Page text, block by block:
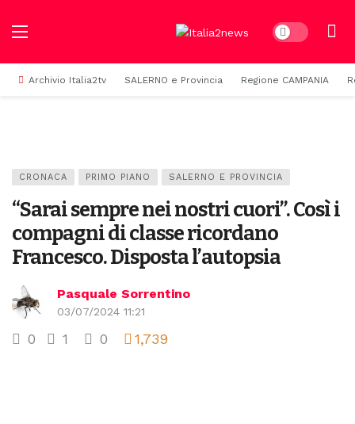
Dark mode
Archivio Italia2tv SALERNO e Provincia Regione CAMPANIA
CRONACA PRIMO PIANO SALERNO E PROVINCIA
“Sarai sempre nei nostri cuori”. Così i
compagni di classe ricordano
Francesco. Disposta l’autopsia
Pasquale Sorrentino
03/07/2024 11:21
0 1 0 1,739